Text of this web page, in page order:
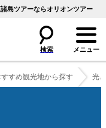
島ツアーならオリオンツアー
すすめ観光地から探す 光